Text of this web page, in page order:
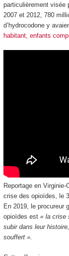
particulièrement visée
2007 et 2012, 780
d’hydrocodone y
habitant, enfants
Reportage en
crise des opioïdes, le
En 2019, le procureur
opioïdes est « la crise
subir dans leur
souffert ».